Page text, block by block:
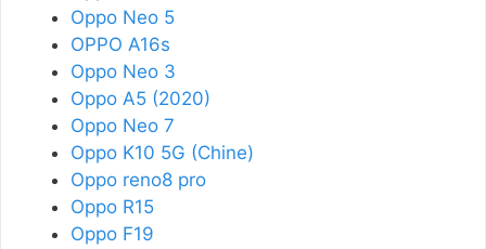
Oppo Neo 5
OPPO A16s
Oppo Neo 3
Oppo A5 (2020)
Oppo Neo 7
Oppo K10 5G (Chine)
Oppo reno8 pro
Oppo R15
Oppo F19